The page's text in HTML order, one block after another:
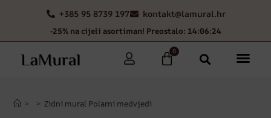
+385 95 8739 197 kontakt@lamural.hr
-25% na cijeli asortiman! Preostalo: 14:06:23
0
> > Zidni mural Polarni medvjedi